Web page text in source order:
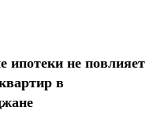
ипотеки не повлияет
в